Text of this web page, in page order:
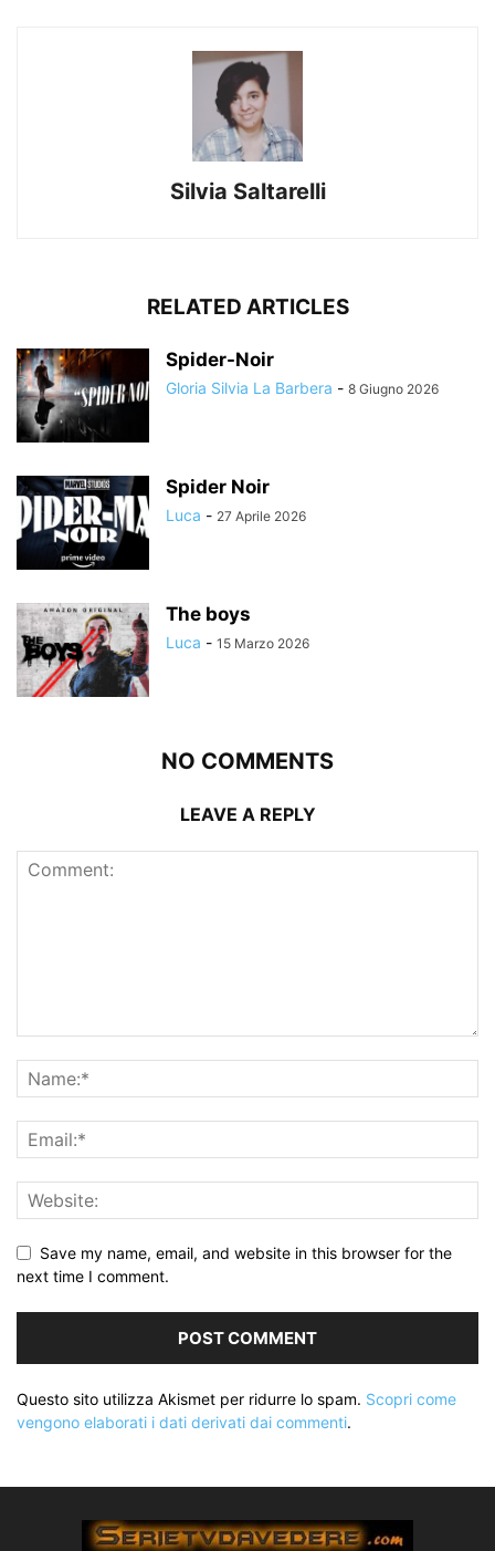
Silvia Saltarelli
RELATED ARTICLES
Spider-Noir
Gloria Silvia La Barbera - 8 Giugno 2026
Spider Noir
Luca - 27 Aprile 2026
The boys
Luca - 15 Marzo 2026
NO COMMENTS
LEAVE A REPLY
Save my name, email, and website in this browser for the
next time I comment.
Questo sito utilizza Akismet per ridurre lo spam. Scopri come
vengono elaborati i dati derivati dai commenti.